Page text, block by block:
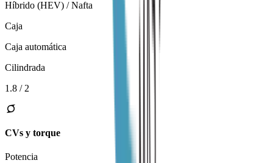
Híbrido (HEV) / Nafta
Caja
Caja automática
Cilindrada
1.8 / 2
CVs y torque
Potencia